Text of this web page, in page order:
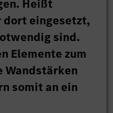
Heißt
eingesetzt,
sind.
Elemente zum
somit an ein